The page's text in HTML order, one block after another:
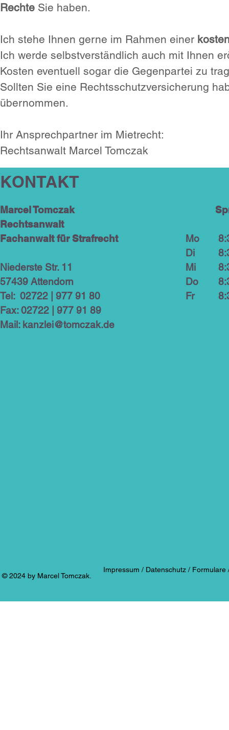
Rechte Sie haben.
Ich stehe Ihnen gerne im Rahmen einer
Ich werde selbstverständlich auch mit Ihnen
Kosten eventuell sogar die Gegenpartei zu
Sollten Sie eine Rechtsschutzversicherung
übernommen.
Ihr Ansprechpartner im Mietrecht:
Rechtsanwalt Marcel Tomczak
KONTAKT
Marcel Tomczak
Rechtsanwalt
Fachanwalt für Strafrecht
Niederste Str. 11
57439 Attendorn
Tel: 02722 | 977 91 80
Fax: 02722 | 977 91 89
Mail: kanzlei@tomczak.de
​​​​© 2024 by Marcel Tomczak.
Impressum / Datenschutz / Formulare